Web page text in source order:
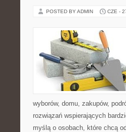
POSTED BY ADMIN CZE -
wyborów, domu, zakupów,
rozwiązań wspierających
myślą o osobach, które chcą